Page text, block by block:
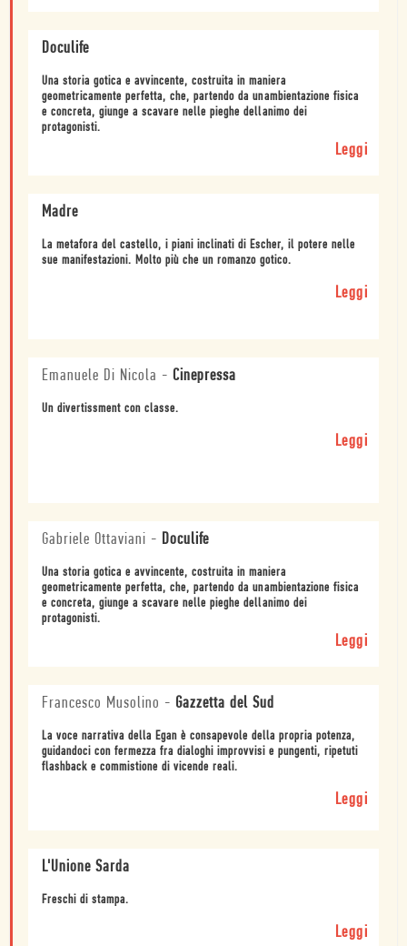
Doculife
Una storia gotica e avvincente, costruita in maniera
geometricamente perfetta, che, partendo da unambientazione fisica
e concreta, giunge a scavare nelle pieghe dellanimo dei
protagonisti.
Leggi
Madre
La metafora del castello, i piani inclinati di Escher, il potere nelle
sue manifestazioni. Molto più che un romanzo gotico.
Leggi
Emanuele Di Nicola - Cinepressa
Un divertissment con classe.
Leggi
Gabriele Ottaviani - Doculife
Una storia gotica e avvincente, costruita in maniera
geometricamente perfetta, che, partendo da unambientazione fisica
e concreta, giunge a scavare nelle pieghe dellanimo dei
protagonisti.
Leggi
Francesco Musolino - Gazzetta del Sud
La voce narrativa della Egan è consapevole della propria potenza,
guidandoci con fermezza fra dialoghi improvvisi e pungenti, ripetuti
flashback e commistione di vicende reali.
Leggi
L'Unione Sarda
Freschi di stampa.
Leggi